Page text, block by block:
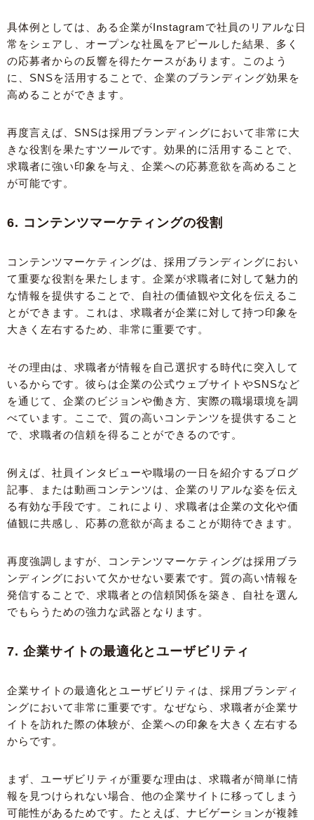
具体例としては、ある企業がInstagramで社員のリアルな日
常をシェアし、オープンな社風をアピールした結果、多く
の応募者からの反響を得たケースがあります。このよう
に、SNSを活用することで、企業のブランディング効果を
高めることができます。
再度言えば、SNSは採用ブランディングにおいて非常に大
きな役割を果たすツールです。効果的に活用することで、
求職者に強い印象を与え、企業への応募意欲を高めること
が可能です。
6. コンテンツマーケティングの役割
コンテンツマーケティングは、採用ブランディングにおい
て重要な役割を果たします。企業が求職者に対して魅力的
な情報を提供することで、自社の価値観や文化を伝えるこ
とができます。これは、求職者が企業に対して持つ印象を
大きく左右するため、非常に重要です。
その理由は、求職者が情報を自己選択する時代に突入して
いるからです。彼らは企業の公式ウェブサイトやSNSなど
を通じて、企業のビジョンや働き方、実際の職場環境を調
べています。ここで、質の高いコンテンツを提供すること
で、求職者の信頼を得ることができるのです。
例えば、社員インタビューや職場の一日を紹介するブログ
記事、または動画コンテンツは、企業のリアルな姿を伝え
る有効な手段です。これにより、求職者は企業の文化や価
値観に共感し、応募の意欲が高まることが期待できます。
再度強調しますが、コンテンツマーケティングは採用ブラ
ンディングにおいて欠かせない要素です。質の高い情報を
発信することで、求職者との信頼関係を築き、自社を選ん
でもらうための強力な武器となります。
7. 企業サイトの最適化とユーザビリティ
企業サイトの最適化とユーザビリティは、採用ブランディ
ングにおいて非常に重要です。なぜなら、求職者が企業サ
イトを訪れた際の体験が、企業への印象を大きく左右する
からです。
まず、ユーザビリティが重要な理由は、求職者が簡単に情
報を見つけられない場合、他の企業サイトに移ってしまう
可能性があるためです。たとえば、ナビゲーションが複雑